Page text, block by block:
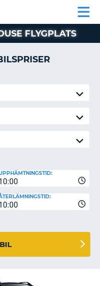
FLYGPLATS